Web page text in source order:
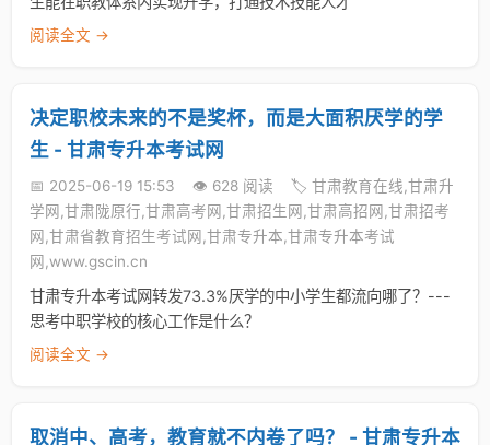
阅读全文 →
决定职校未来的不是奖杯，而是大面积厌学的学
生 - 甘肃专升本考试网
📅 2025-06-19 15:53 👁️ 628 阅读
🏷️ 甘肃教育在线,甘肃升
学网,甘肃陇原行,甘肃高考网,甘肃招生网,甘肃高招网,甘肃招考
网,甘肃省教育招生考试网,甘肃专升本,甘肃专升本考试
网,www.gscin.cn
甘肃专升本考试网转发73.3%厌学的中小学生都流向哪了？---
思考中职学校的核心工作是什么？
阅读全文 →
取消中、高考，教育就不内卷了吗？ - 甘肃专升本